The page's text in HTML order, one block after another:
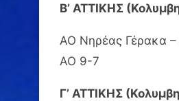
Β’ ΑΤΤΙΚΗΣ
ΑΟ Νηρέας Γέρακα –
ΑΟ 9-7
Γ’ ΑΤΤΙΚΗΣ